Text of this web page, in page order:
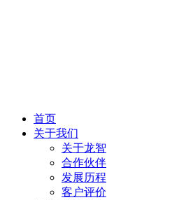
首页
关于我们
关于龙智
合作伙伴
发展历程
客户评价